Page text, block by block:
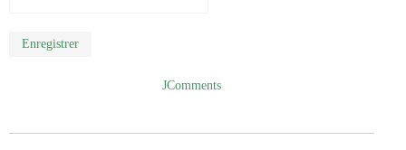
Enregistrer
JComments